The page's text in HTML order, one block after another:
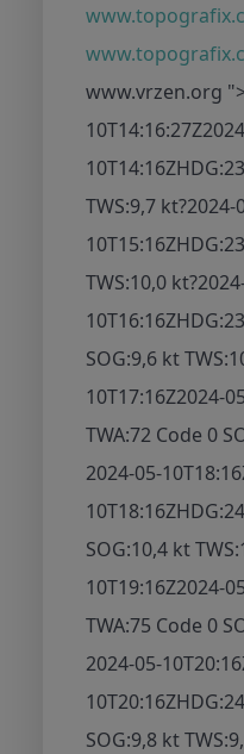
www.vrzen.org
10T14:16:27Z
10T14:16Z
TWS:9,7 kt?2024-
10T15:16Z
TWS:10,0 kt?
10T16:16Z
SOG:9,6 kt
10T17:16Z2024-
TWA:72 Code 0
2024-05-
10T18:16Z
SOG:10,4 kt
10T19:16Z2024-
TWA:75 Code 0
2024-05-
10T20:16Z
SOG:9,8 kt